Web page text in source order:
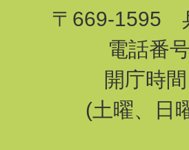
〒669-1595
電話番
開庁時
(土曜、日